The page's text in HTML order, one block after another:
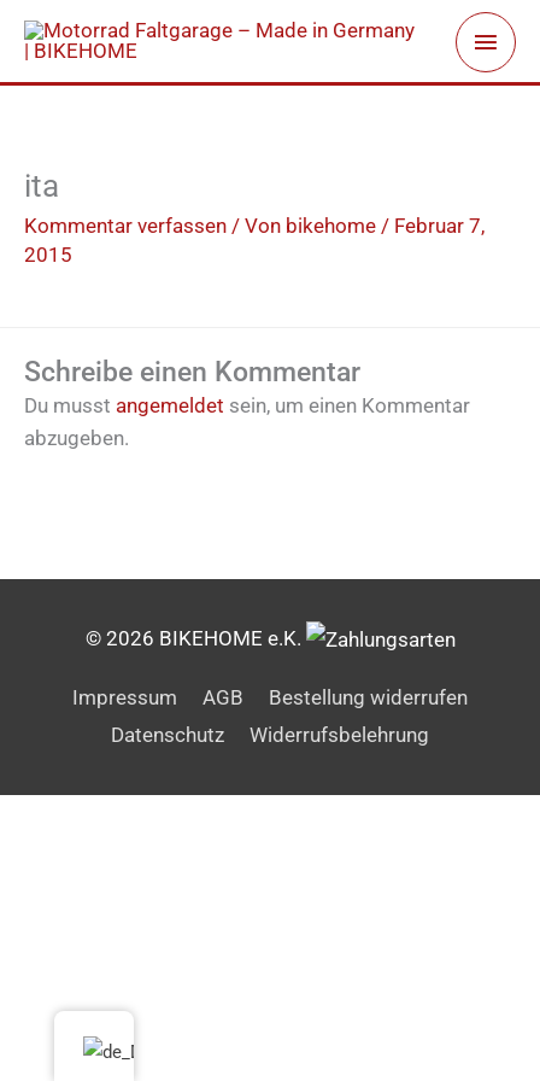
Zum
Inhalt
springen
ita
Kommentar verfassen / Von bikehome / Februar 7,
2015
Schreibe einen Kommentar
Du musst angemeldet sein, um einen Kommentar
abzugeben.
© 2026 BIKEHOME e.K.
Impressum AGB
Bestellung widerrufen
Datenschutz
Widerrufsbelehrung